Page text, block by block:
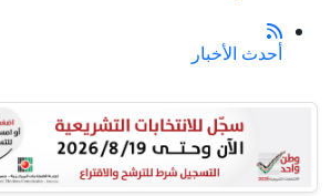
أحدث الأخبار